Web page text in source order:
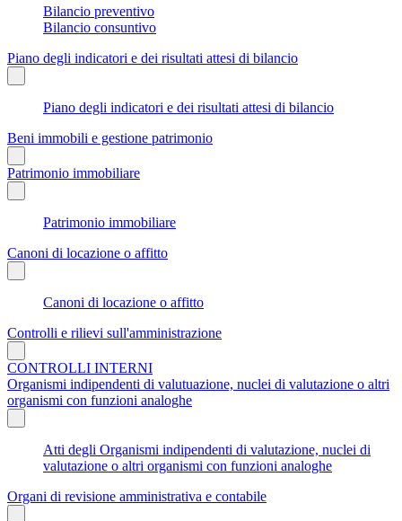
Bilancio preventivo
Bilancio consuntivo
Piano degli indicatori e dei risultati attesi di bilancio
Piano degli indicatori e dei risultati attesi di bilancio
Beni immobili e gestione patrimonio
Patrimonio immobiliare
Patrimonio immobiliare
Canoni di locazione o affitto
Canoni di locazione o affitto
Controlli e rilievi sull'amministrazione
CONTROLLI INTERNI
Organismi indipendenti di valutuazione, nuclei di valutazione o altri
organismi con funzioni analoghe
Atti degli Organismi indipendenti di valutazione, nuclei di
valutazione o altri organismi con funzioni analoghe
Organi di revisione amministrativa e contabile